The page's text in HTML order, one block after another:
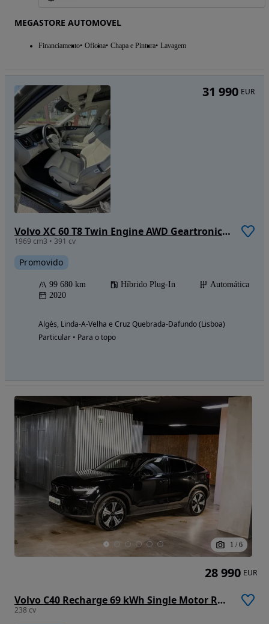
MEGASTORE AUTOMOVEL
Financiamento Oficina Chapa e Pintura Lavagem
Volvo XC 60 T8 Twin Engine AWD Geartronic Inscription
1969 cm3 • 391 cv
Promovido
99 680 km Híbrido Plug-In
Automática
2020
Algés, Linda-A-Velha e Cruz Quebrada-Dafundo (Lisboa)
Particular • Para o topo
31 990 EUR
1 / 6
Volvo C40 Recharge 69 kWh Single Motor RWD Core
238 cv
28 990 EUR